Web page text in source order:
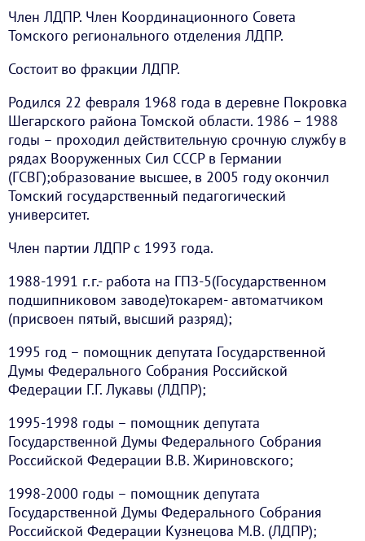
Член ЛДПР. Член Координационного Совета
Томского регионального отделения ЛДПР.
Состоит во фракции ЛДПР.
Родился 22 февраля 1968 года в деревне Покровка
Шегарского района Томской области. 1986 – 1988
годы – проходил действительную срочную службу в
рядах Вооруженных Сил СССР в Германии
(ГСВГ);образование высшее, в 2005 году окончил
Томский государственный педагогический
университет.
Член партии ЛДПР с 1993 года.
1988-1991 г.г.- работа на ГПЗ-5(Государственном
подшипниковом заводе)токарем- автоматчиком
(присвоен пятый, высший разряд);
1995 год – помощник депутата Государственной
Думы Федерального Собрания Российской
Федерации Г.Г. Лукавы (ЛДПР);
1995-1998 годы – помощник депутата
Государственной Думы Федерального Собрания
Российской Федерации В.В. Жириновского;
1998-2000 годы – помощник депутата
Государственной Думы Федерального Собрания
Российской Федерации Кузнецова М.В. (ЛДПР);